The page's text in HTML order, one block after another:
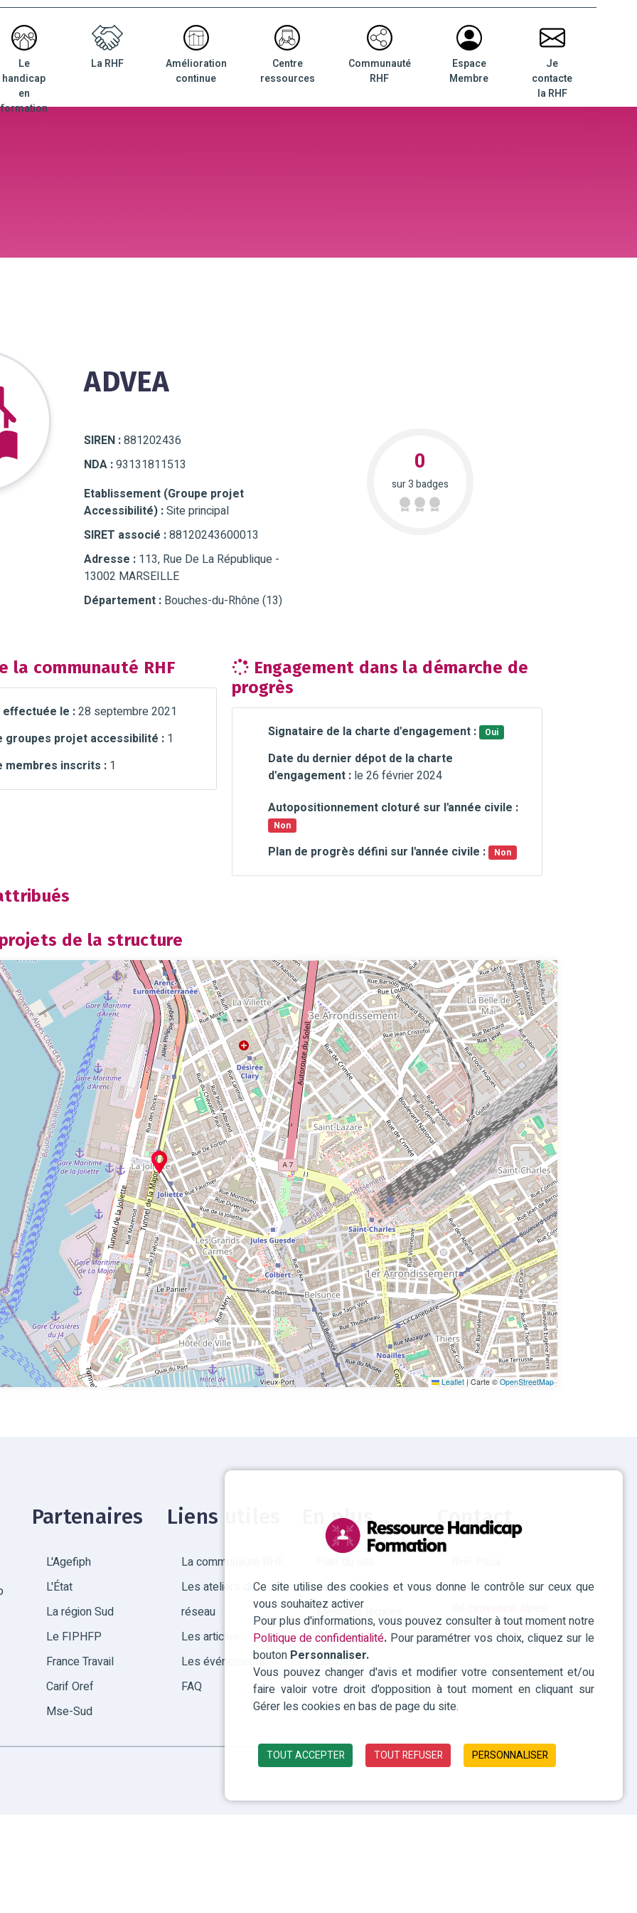
Ce site utilise des cookies et vous donne le contrôle sur ceux que
vous souhaitez activer
Pour plus d'informations, vous pouvez consulter à tout moment notre
Politique de confidentialité. Pour paramétrer vos choix, cliquez sur le
bouton Personnaliser.
Vous pouvez changer d'avis et modifier votre consentement et/ou
faire valoir votre droit d'opposition à tout moment en cliquant sur
Gérer les cookies en bas de page du site.
TOUT ACCEPTER TOUT REFUSER PERSONNALISER
Le
handicap
en
formation
La RHF
Amélioration
continue
Centre
ressources
Communauté
RHF
Espace
Membre
Je
contacte
la RHF
ADVEA
SIREN :881202436
NDA :93131811513
Etablissement (Groupe projet
Accessibilité) :Site principal
SIRET associé :88120243600013
Adresse : 113, Rue De La République -
13002 MARSEILLE
Département : Bouches-du-Rhône (13)
0
sur 3 badges
la communauté RHF
le :28 septembre 2021
groupes projet accessibilité :1
membres inscrits :1
Engagement dans la démarche de
progrès
Signataire de la charte d'engagement : Oui
Date du dernier dépot de la charte
d'engagement : le 26 février 2024
Autopositionnement cloturé sur l'année civile :
Non
Plan de progrès défini sur l'année civile : Non
de la structure
Leaflet |Carte © OpenStreetMap
Partenaires
L'Agefiph
L'État
La région Sud
Le FIPHFP
France Travail
Carif Oref
Mse-Sud
Liens utiles
La communauté RHF
Les ateliers du
réseau
Les articles
Les événements
FAQ
En plus...
Accessibilité
Mentions légales
Politique des
cookies
Contact
04 42 93 15 50
cotedazur@agefiph.asso.fr